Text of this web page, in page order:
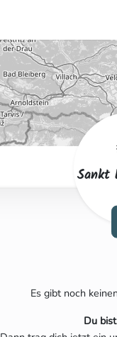
Sankt
Es gibt noch
Du